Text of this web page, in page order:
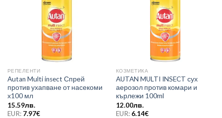
РЕПЕЛЕНТИ
Autan Multi insect Спрей
против ухапване от насекоми
х100 мл
15.59лв.
EUR: 7.97€
КОЗМЕТИКА
AUTAN MULTI INSECT сух
аерозол против комари и
кърлежи 100ml
12.00лв.
EUR: 6.14€